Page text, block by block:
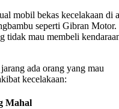
mobil bekas kecelakaan di
seperti Gibran Motor.
tidak mau membeli
ada orang yang mau
kecelakaan:
Mahal